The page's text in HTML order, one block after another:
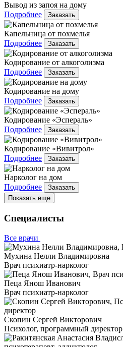
Вывод из запоя на дому
Подробнее
Заказать
Капельница от похмелья
Подробнее
Заказать
Кодирование от алкоголизма
Подробнее
Заказать
Кодирование на дому
Подробнее
Заказать
Кодирование «Эспераль»
Подробнее
Заказать
Кодирование «Вивитрол»
Подробнее
Заказать
Нарколог на дом
Подробнее
Заказать
Показать еще
Специалисты
Все врачи
Мухина Нелли Владимировна
Врач психиатр-нарколог
Пеца Янош Иванович
Врач психиатр-нарколог
Скопин Сергей Викторович
Психолог, программный директор